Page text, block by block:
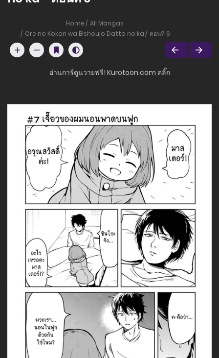
Home
All Mangas
Ore no Kokan wa Bishoujo Datta no ka
ตอนที่ 6
อ่านการ์ตูนวายฟรี! Kurotoon.com คลิ๊ก